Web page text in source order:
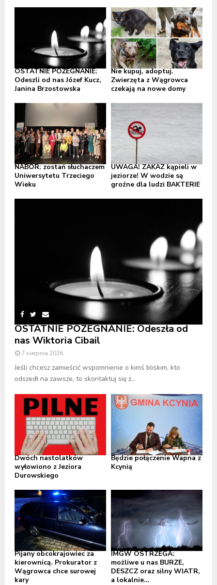
OSTATNIE POŻEGNANIE:
Odeszli od nas Józef Kucz,
Janina Brzostowska
Nie kupuj, adoptuj.
Zwierzęta z Wągrowca
czekają na nowe domy
NABÓR: zostań słuchaczem
Uniwersytetu Trzeciego
Wieku
UWAGA! ZAKAZ kąpieli w
jeziorze! W wodzie są
groźne dla ludzi BAKTERIE
OSTATNIE POŻEGNANIE: Odeszła od
nas Wiktoria Cibail
7 sierpnia 2026
Jeśli chcesz zamieścić wspomnienie o kimś bliskim, kto
odszedł na zawsze, to skontaktuj się z...
Dwóch nastolatków
wyłowiono z Jeziora
Durowskiego
Będzie połączenie Wapna z
Kcynią
Pijany obcokrajowiec za
kierownicą. Prokurator z
Wągrowca chce surowej
kary
IMGW OSTRZEGA:
możliwe u nas BURZE,
DESZCZ oraz silny WIATR,
a lokalnie...